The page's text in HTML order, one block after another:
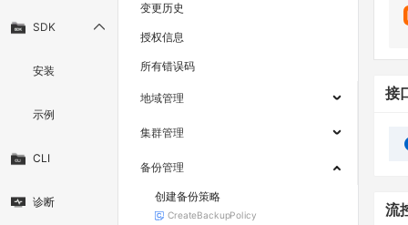
SDK
安装
示例
CLI
诊断
变更历史
授权信息
所有错误码
地域管理
集群管理
备份管理
创建备份策略
CreateBackupPolicy
接
流